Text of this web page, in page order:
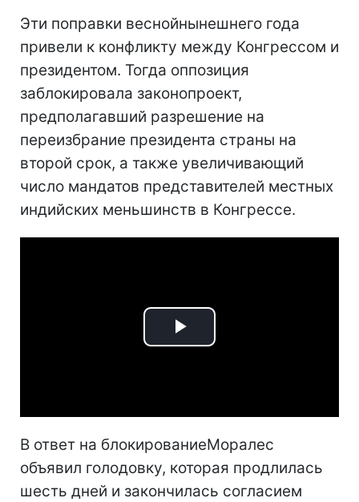
Эти поправки веснойнынешнего года
привели к конфликту между Конгрессом и
президентом. Тогда оппозиция
заблокировала законопроект,
предполагавший разрешение на
переизбрание президента страны на
второй срок, а также увеличивающий
число мандатов представителей местных
индийских меньшинств в Конгрессе.
Play
В ответ на блокированиеМоралес
объявил голодовку, которая продлилась
шесть дней и закончилась согласием